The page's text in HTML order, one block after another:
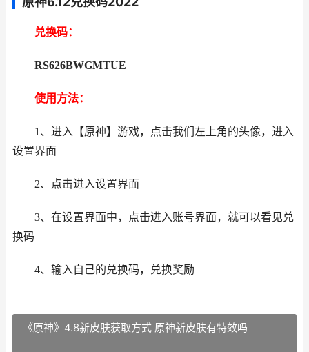
兑换码：
RS626BWGMTUE
使用方法：
1、进入【原神】游戏，点击我们左上角的头像，进入
设置界面
2、点击进入设置界面
3、在设置界面中，点击进入账号界面，就可以看见兑
换码
4、输入自己的兑换码，兑换奖励
《原神》4.8新皮肤获取方式 原神新皮肤有特效吗